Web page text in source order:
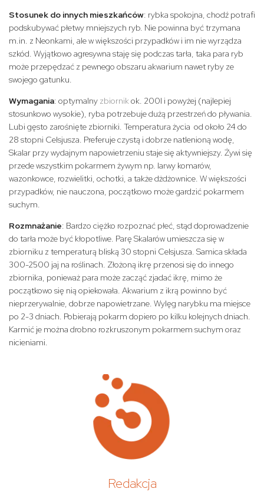
Stosunek do innych mieszkańców: rybka spokojna, chodź potrafi
podskubywać płetwy mniejszych ryb. Nie powinna być trzymana
m.in. z Neonkami, ale w większości przypadków i im nie wyrządza
szkód. Wyjątkowo agresywna staję się podczas tarła, taka para ryb
może przepędzać z pewnego obszaru akwarium nawet ryby ze
swojego gatunku.
Wymagania: optymalny zbiornikok. 200l i powyżej (najlepiej
stosunkowo wysokie), ryba potrzebuje dużą przestrzeń do pływania.
Lubi gęsto zarośnięte zbiorniki. Temperatura życia od około 24 do
28 stopni Celsjusza. Preferuje czystą i dobrze natlenioną wodę,
Skalar przy wydajnym napowietrzeniu staje się aktywniejszy. Żywi się
przede wszystkim pokarmem żywym np. larwy komarów,
wazonkowce, rozwielitki, ochotki, a także dżdżownice. W większości
przypadków, nie nauczona, początkowo może gardzić pokarmem
suchym.
Rozmnażanie: Bardzo ciężko rozpoznać płeć, stąd doprowadzenie
do tarła może być kłopotliwe. Parę Skalarów umieszcza się w
zbiorniku z temperaturą bliską 30 stopni Celsjusza. Samica składa
300-2500 jaj na roślinach. Złożoną ikrę przenosi się do innego
zbiornika, ponieważ para może zacząć zjadać ikrę, mimo że
początkowo się nią opiekowała. Akwarium z ikrą powinno być
nieprzerywalnie, dobrze napowietrzane. Wylęg narybku ma miejsce
po 2-3 dniach. Pobierają pokarm dopiero po kilku kolejnych dniach.
Karmić je można drobno rozkruszonym pokarmem suchym oraz
nicieniami.
Redakcja